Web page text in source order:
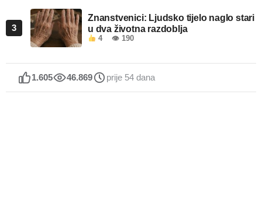
3
Znanstvenici: Ljudsko tijelo naglo stari
u dva životna razdoblja
4 👁 190
1.605 46.869 prije 54 dana